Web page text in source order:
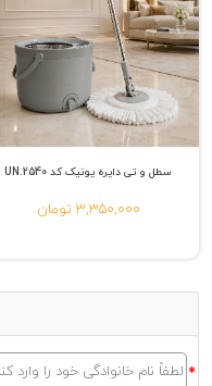
سطل و تی دایره یونیک کد ‌UN.2540
3,350,000 تومان